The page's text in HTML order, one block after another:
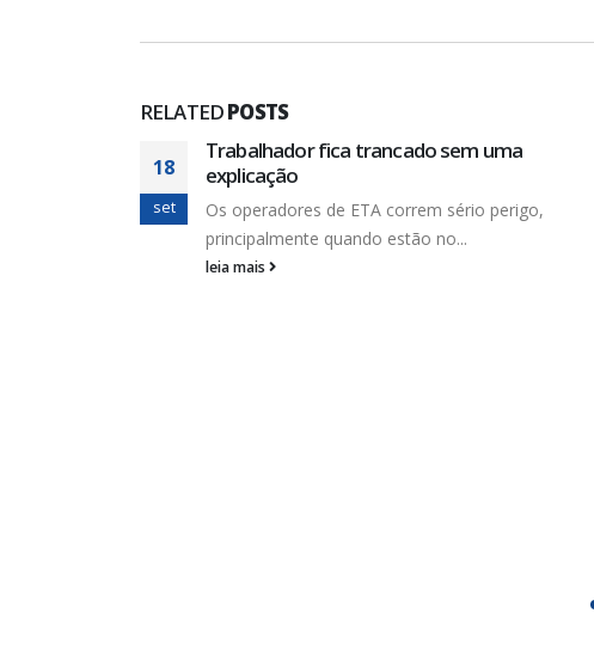
RELATEDPOSTS
18
set
Trabalhador fica trancado sem uma
explicação
Os operadores de ETA correm sério perigo,
principalmente quando estão no...
leia mais